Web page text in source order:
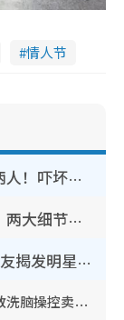
情人节
简淑儿染金发剪短头发气质判若两人！吓坏老公麦大力都认不出：“你做什么？”
汤洛雯传终于有好消息造人成功！两大细节曝孕味极浓引猜测：大肚婆先会咁！
8大最没礼貌艺人名单被疯传！网友揭发明星真面目，一致数落这一位是无品天花板？
银行高管“沉船”爆案中案！惊揭邪教洗脑操控卖淫被吞600万，幕后黑手讲多错多